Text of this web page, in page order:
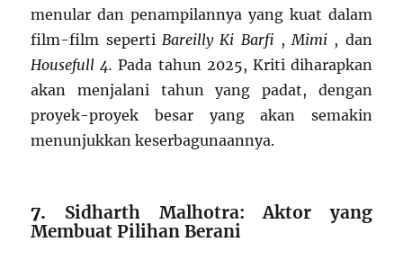
menular dan penampilannya yang kuat dalam
film-film seperti Bareilly Ki Barfi ,Mimi , dan
Housefull 4. Pada tahun 2025, Kriti diharapkan
akan menjalani tahun yang padat, dengan
proyek-proyek besar yang akan semakin
menunjukkan keserbagunaannya.
7. Sidharth Malhotra: Aktor yang
Membuat Pilihan Berani